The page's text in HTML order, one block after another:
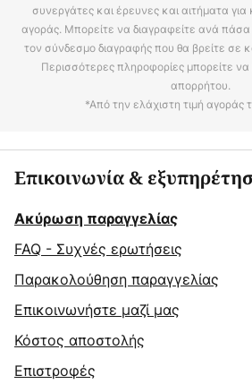
συνεργάτες και έρευνες και αιτήματα για
αγοράς. Μπορείτε να διαγραφείτε ανά πάσα
τον σύνδεσμο διαγραφής που θα βρείτε σε
Περισσότερες πληροφορίες μπορείτε να
απορρήτου.
*Από την ελάχιστη τιμή
Επικοινωνία &
Ακύρωση παραγγελίας
FAQ - Συχνές ερωτήσεις
Παρακολούθηση παραγγελίας
Επικοινωνήστε μαζί μας
Κόστος αποστολής
Επιστροφές